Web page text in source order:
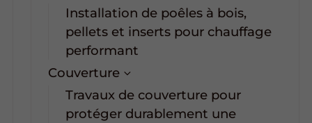
Installation de poêles à bois,
pellets et inserts pour chauffage
performant
Couverture
Travaux de couverture pour
protéger durablement une